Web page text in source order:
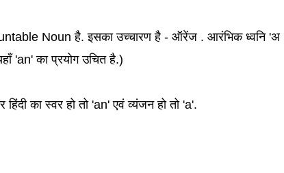
Noun है. इसका उच्चारण है - ऑरेंज . आरंभिक ध्वनि 'अ
'an' का प्रयोग उचित है.)
का स्वर हो तो 'an' एवं व्यंजन हो तो 'a'.